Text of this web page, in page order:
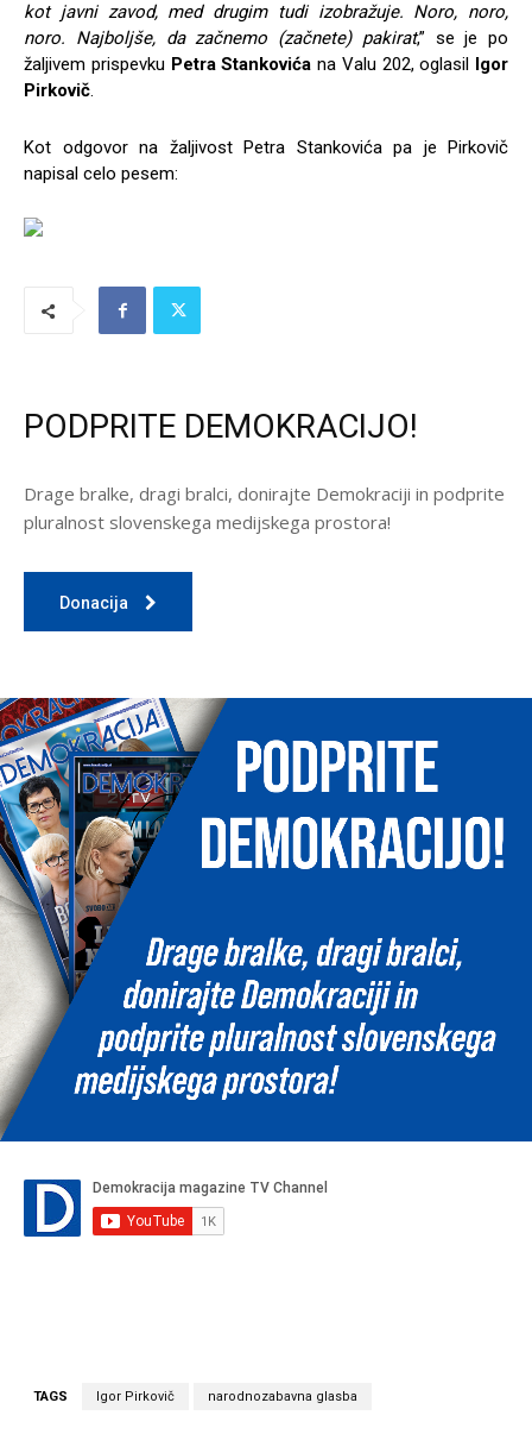
kot javni zavod, med drugim tudi izobražuje. Noro, noro,
noro. Najboljše, da začnemo (začnete) pakirat,” se je po
žaljivem prispevku Petra Stankovića na Valu 202, oglasil Igor
Pirkovič.
Kot odgovor na žaljivost Petra Stankovića pa je Pirkovič
napisal celo pesem:
PODPRITE DEMOKRACIJO!
Drage bralke, dragi bralci, donirajte Demokraciji in podprite
pluralnost slovenskega medijskega prostora!
Donacija
TAGS Igor Pirkovič narodnozabavna glasba